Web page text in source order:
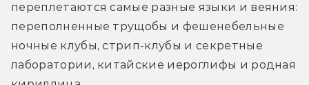
переплетаются самые разные языки и веяния:
переполненные трущобы и фешенебельные
ночные клубы, стрип-клубы и секретные
лаборатории, китайские иероглифы и родная